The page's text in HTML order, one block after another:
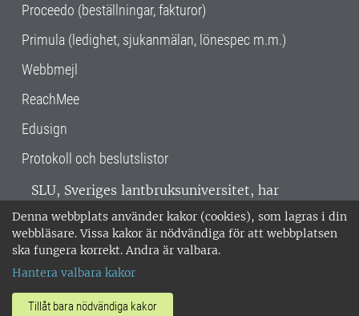
Denna webbplats använder kakor (cookies), som lagras i din
webbläsare. Vissa kakor är nödvändiga för att webbplatsen
ska fungera korrekt. Andra är valbara.
Hantera valbara kakor
Tillåt bara nödvändiga kakor
Proceedo (beställningar, fakturor)
Primula (ledighet, sjukanmälan, lönespec m.m.)
Webbmejl
ReachMee
Edusign
Protokoll och beslutslistor
SLU, Sveriges lantbruksuniversitet, har
verksamhet över hela Sverige. Huvudorter är
Alnarp, Uppsala och Umeå.SLU är
miljöcertifierat enligt ISO 14001. •
018-67 10 00 • Org nr: 202100-2817 •
Om SLU:s webbplatser